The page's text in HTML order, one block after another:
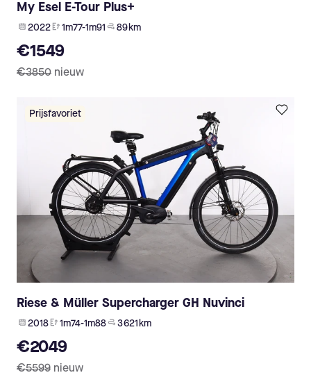
My Esel E-Tour Plus+
2022 1m77-1m91 89 km
€1549
€3850 nieuw
Prijsfavoriet
Riese & Müller Supercharger GH Nuvinci
2018 1m74-1m88 3 621 km
€2049
€5599 nieuw